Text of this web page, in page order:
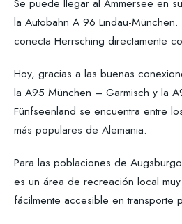
la Autobahn A 96 Lindau-München.
conecta Herrsching directamente
Hoy, gracias a las buenas
la A95 München – Garmisch y la
Fünfseenland se encuentra entre
más populares de Alemania.
Para las poblaciones de
es un área de recreación local
fácilmente accesible en transporte